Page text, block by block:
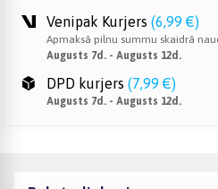
Venipak Kurjers (6,99 €)
Apmaksā pilnu summu skaidrā
Augusts 7d. - Augusts 12d.
DPD kurjers (7,99 €)
Augusts 7d. - Augusts 12d.